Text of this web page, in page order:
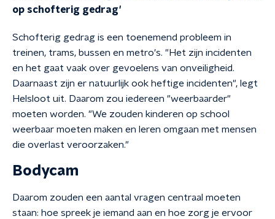
op schofterig gedrag'
Schofterig gedrag is een toenemend probleem in
treinen, trams, bussen en metro's. "Het zijn incidenten
en het gaat vaak over gevoelens van onveiligheid.
Daarnaast zijn er natuurlijk ook heftige incidenten", legt
Helsloot uit. Daarom zou iedereen "weerbaarder"
moeten worden. "We zouden kinderen op school
weerbaar moeten maken en leren omgaan met mensen
die overlast veroorzaken."
Bodycam
Daarom zouden een aantal vragen centraal moeten
staan: hoe spreek je iemand aan en hoe zorg je ervoor